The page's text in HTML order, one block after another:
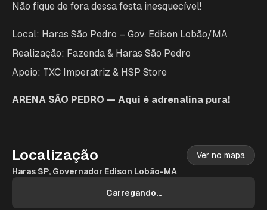
Não fique de fora dessa festa inesquecível!
Local: Haras São Pedro – Gov. Edison Lobão/MA
Realização: Fazenda & Haras São Pedro
Apoio: TXC Imperatriz & HSP Store
ARENA SÃO PEDRO — Aqui é adrenalina pura!
Localização
Ver no mapa
Haras SP, Governador Edison Lobão-MA
Carregando...